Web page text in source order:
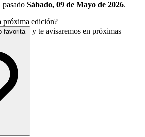
pasado Sábado, 09 de Mayo de 2026.
próxima edición?
favorita y te avisaremos en próximas